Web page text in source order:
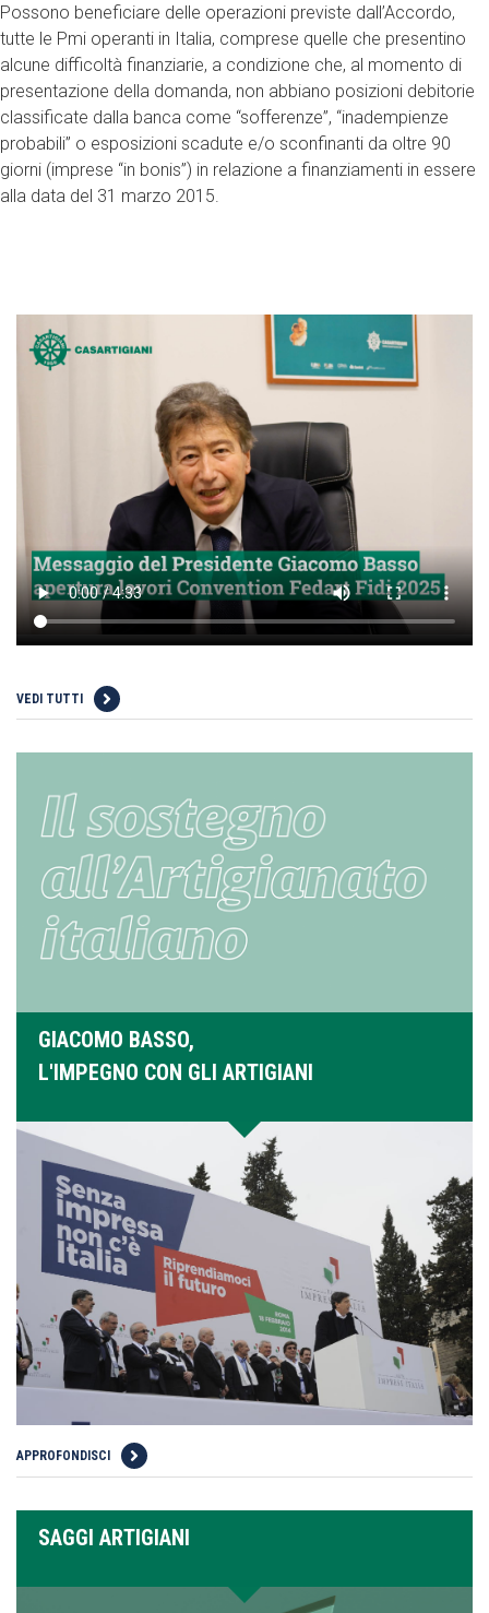
Possono beneficiare delle operazioni previste dall’Accordo,
tutte le Pmi operanti in Italia, comprese quelle che presentino
alcune difficoltà finanziarie, a condizione che, al momento di
presentazione della domanda, non abbiano posizioni debitorie
classificate dalla banca come “sofferenze”, “inadempienze
probabili” o esposizioni scadute e/o sconfinanti da oltre 90
giorni (imprese “in bonis”) in relazione a finanziamenti in essere
alla data del 31 marzo 2015.
VEDI TUTTI
GIACOMO BASSO,
L'IMPEGNO CON GLI ARTIGIANI
APPROFONDISCI
SAGGI ARTIGIANI